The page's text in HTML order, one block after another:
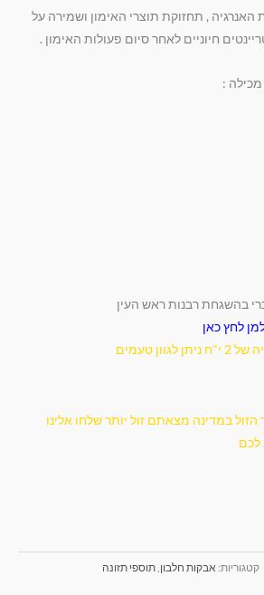
, תחזוקת תוצרי האימון ושמירה על
חיוניים לאחר סיום פעולות האימון .
בהשגחת רבנות ראש העין
לחץ כאן
טעמים
במדינה מצאתם זול יותר שלחו אלינו
לכם
קטגוריות: אבקות חלבון תוספי תזונה